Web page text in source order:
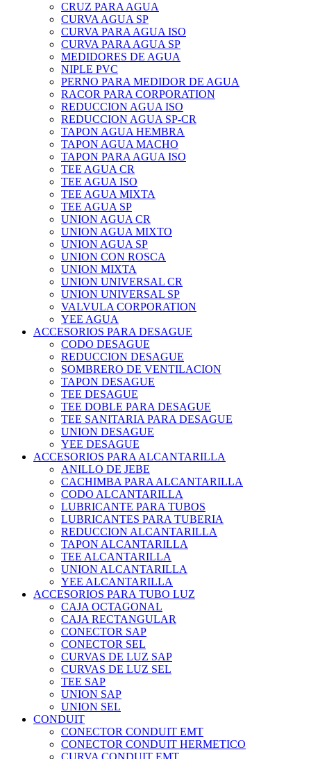
CRUZ PARA AGUA
CURVA AGUA SP
CURVA PARA AGUA ISO
CURVA PARA AGUA SP
MEDIDORES DE AGUA
NIPLE PVC
PERNO PARA MEDIDOR DE AGUA
RACOR PARA CORPORATION
REDUCCION AGUA ISO
REDUCCION AGUA SP-CR
TAPON AGUA HEMBRA
TAPON AGUA MACHO
TAPON PARA AGUA ISO
TEE AGUA CR
TEE AGUA ISO
TEE AGUA MIXTA
TEE AGUA SP
UNION AGUA CR
UNION AGUA MIXTO
UNION AGUA SP
UNION CON ROSCA
UNION MIXTA
UNION UNIVERSAL CR
UNION UNIVERSAL SP
VALVULA CORPORATION
YEE AGUA
ACCESORIOS PARA DESAGUE
CODO DESAGUE
REDUCCION DESAGUE
SOMBRERO DE VENTILACION
TAPON DESAGUE
TEE DESAGUE
TEE DOBLE PARA DESAGUE
TEE SANITARIA PARA DESAGUE
UNION DESAGUE
YEE DESAGUE
ACCESORIOS PARA ALCANTARILLA
ANILLO DE JEBE
CACHIMBA PARA ALCANTARILLA
CODO ALCANTARILLA
LUBRICANTE PARA TUBOS
LUBRICANTES PARA TUBERIA
REDUCCION ALCANTARILLA
TAPON ALCANTARILLA
TEE ALCANTARILLA
UNION ALCANTARILLA
YEE ALCANTARILLA
ACCESORIOS PARA TUBO LUZ
CAJA OCTAGONAL
CAJA RECTANGULAR
CONECTOR SAP
CONECTOR SEL
CURVAS DE LUZ SAP
CURVAS DE LUZ SEL
TEE SAP
UNION SAP
UNION SEL
CONDUIT
CONECTOR CONDUIT EMT
CONECTOR CONDUIT HERMETICO